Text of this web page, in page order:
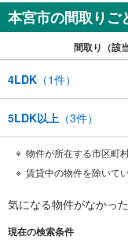
本宮市の間取りご
間取り（該
4LDK （1件）
5LDK以上 （3件）
物件が所在する市区町
賃貸中の物件を除いてい
気になる物件がなかっ
現在の検索条件